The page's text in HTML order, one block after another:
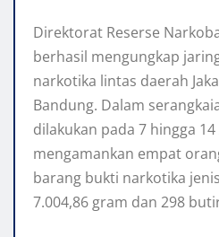
Direktorat Reserse
berhasil mengungkap
narkotika lintas daerah
Bandung. Dalam
dilakukan pada 7 hingga
mengamankan empat
barang bukti narkotika
7.004,86 gram dan 298